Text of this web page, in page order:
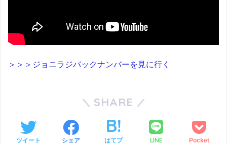
＞＞＞ジョニラジバックナンバーを見に行く
SHARE
ツイート シェア はてブ LINE Pocket